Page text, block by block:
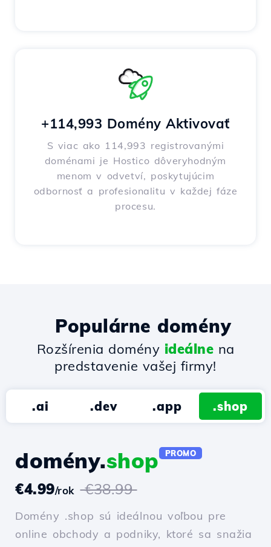
+114,993 Domény Aktivovať
S viac ako 114,993 registrovanými
doménami je Hostico dôveryhodným
menom v odvetví, poskytujúcim
odbornosť a profesionalitu v každej fáze
procesu.
Populárne domény
Rozšírenia domény ideálne na
predstavenie vašej firmy!
.ai .dev .app .shop
domény.shop PROMO
€4.99/rok €38.99
Domény .shop sú ideálnou voľbou pre
online obchody a podniky, ktoré sa snažia